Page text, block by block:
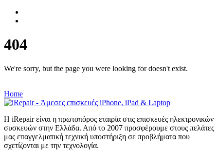
404
We're sorry, but the page you were looking for doesn't exist.
Home
Η iRepair είναι η πρωτοπόρος εταιρία στις επισκευές ηλεκτρονικών
συσκευών στην Ελλάδα. Από το 2007 προσφέρουμε στους πελάτες
μας επαγγελματική τεχνική υποστήριξη σε προβλήματα που
σχετίζονται με την τεχνολογία.